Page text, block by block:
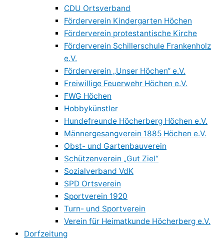
CDU Ortsverband
Förderverein Kindergarten Höchen
Förderverein protestantische Kirche
Förderverein Schillerschule Frankenholz
e.V.
Förderverein „Unser Höchen“ e.V.
Freiwillige Feuerwehr Höchen e.V.
FWG Höchen
Hobbykünstler
Hundefreunde Höcherberg Höchen e.V.
Männergesangverein 1885 Höchen e.V.
Obst- und Gartenbauverein
Schützenverein „Gut Ziel“
Sozialverband VdK
SPD Ortsverein
Sportverein 1920
Turn- und Sportverein
Verein für Heimatkunde Höcherberg e.V.
Dorfzeitung